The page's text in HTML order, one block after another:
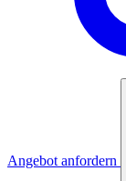
Angebot anfordern